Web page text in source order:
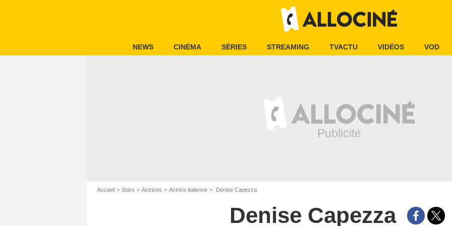
NEWS CINÉMA SÉRIES STREAMING TVACTU VIDÉOS VOD
Accueil Stars Actrices Actrice italienne Denise Capezza
Denise Capezza